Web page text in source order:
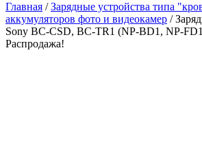
Главная /Зарядные устройства типа
аккумуляторов фото и видеокамер /
Sony BC-CSD, BC-TR1 (NP-BD1, NP-
Распродажа!